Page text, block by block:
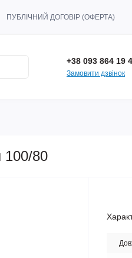
ПУБЛІЧНИЙ ДОГОВІР (ОФЕРТА)
+38 093 864 19
Замовити дзвінок
100/80